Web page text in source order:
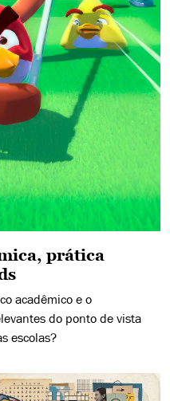
prática
acadêmico e o
do ponto de vista
escolas?